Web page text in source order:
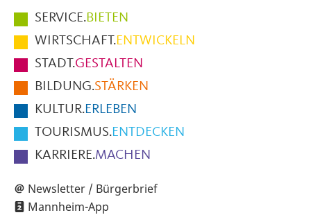
Hauptmenüpunkte
im
Fußbereich
der
Seite
SERVICE.BIETEN
WIRTSCHAFT.ENTWICKELN
STADT.GESTALTEN
BILDUNG.STÄRKEN
KULTUR.ERLEBEN
TOURISMUS.ENTDECKEN
KARRIERE.MACHEN
Newsletter / Bürgerbrief
Mannheim-App